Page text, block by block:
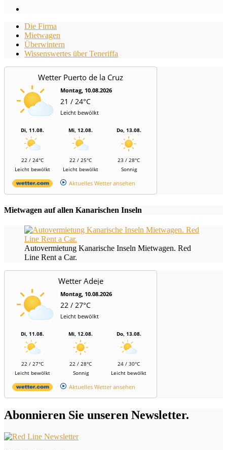
Die Firma
Mietwagen
Überwintern
Wissenswertes über Teneriffa
Wetter Puerto de la Cruz
Montag, 10.08.2026
21 / 24°C
Leicht bewölkt
Di, 11.08.
22 / 24°C
Leicht bewölkt
Mi, 12.08.
22 / 25°C
Leicht bewölkt
Do, 13.08.
23 / 28°C
Sonnig
Aktuelles Wetter ansehen
Mietwagen auf allen Kanarischen Inseln
Autovermietung Kanarische Inseln Mietwagen. Red
Line Rent a Car.
Wetter Adeje
Montag, 10.08.2026
22 / 27°C
Leicht bewölkt
Di, 11.08.
22 / 27°C
Leicht bewölkt
Mi, 12.08.
22 / 28°C
Sonnig
Do, 13.08.
24 / 30°C
Leicht bewölkt
Aktuelles Wetter ansehen
Abonnieren Sie unseren Newsletter.